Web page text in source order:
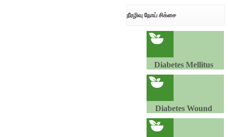
நீரழிவு நோய் சிக்சை
Diabetes Mellitus
Diabetes Wound